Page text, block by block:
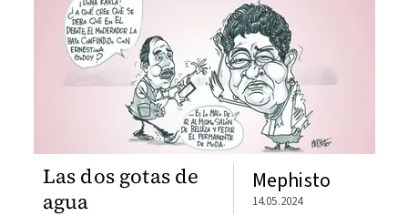
Las dos gotas de
agua
Mephisto
14.05.2024